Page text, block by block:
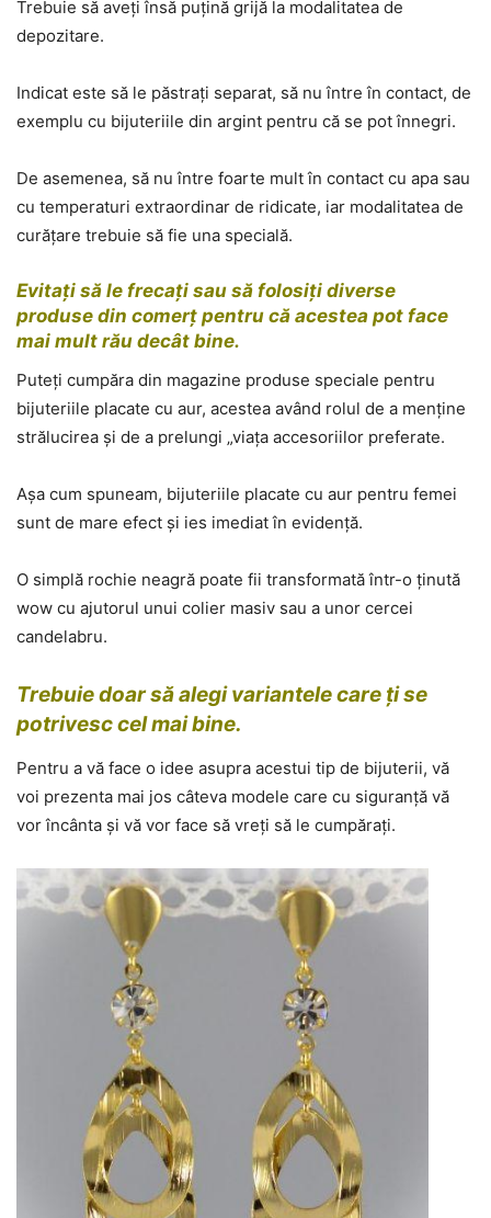
Trebuie să aveți însă puțină grijă la modalitatea de
depozitare.
Indicat este să le păstrați separat, să nu între în contact, de
exemplu cu bijuteriile din argint pentru că se pot înnegri.
De asemenea, să nu între foarte mult în contact cu apa sau
cu temperaturi extraordinar de ridicate, iar modalitatea de
curățare trebuie să fie una specială.
Evitați să le frecați sau să folosiți diverse
produse din comerț pentru că acestea pot face
mai mult rău decât bine.
Puteți cumpăra din magazine produse speciale pentru
bijuteriile placate cu aur, acestea având rolul de a menține
strălucirea și de a prelungi „viața accesoriilor preferate.
Așa cum spuneam, bijuteriile placate cu aur pentru femei
sunt de mare efect și ies imediat în evidență.
O simplă rochie neagră poate fii transformată într-o ținută
wow cu ajutorul unui colier masiv sau a unor cercei
candelabru.
Trebuie doar să alegi variantele care ți se
potrivesc cel mai bine.
Pentru a vă face o idee asupra acestui tip de bijuterii, vă
voi prezenta mai jos câteva modele care cu siguranță vă
vor încânta și vă vor face să vreți să le cumpărați.